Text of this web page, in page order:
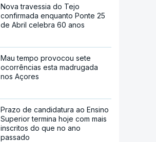
Nova travessia do Tejo
confirmada enquanto Ponte 25
de Abril celebra 60 anos
Mau tempo provocou sete
ocorrências esta madrugada
nos Açores
Prazo de candidatura ao Ensino
Superior termina hoje com mais
inscritos do que no ano
passado